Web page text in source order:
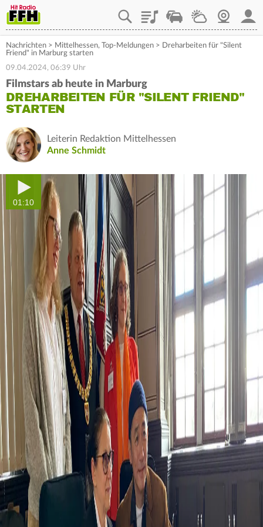
PlaylistStaupilotWetterWebcam
Nachrichten > Mittelhessen, Top-Meldungen > Dreharbeiten für "Silent
Friend" in Marburg starten
09.04.2024, 06:39 Uhr
Filmstars ab heute in Marburg
DREHARBEITEN FÜR "SILENT FRIEND"
STARTEN
Leiterin Redaktion Mittelhessen
Anne Schmidt
01:10